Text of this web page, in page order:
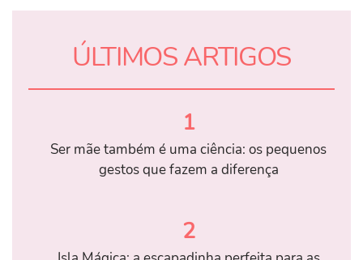
ÚLTIMOS ARTIGOS
1
Ser mãe também é uma ciência: os pequenos
gestos que fazem a diferença
2